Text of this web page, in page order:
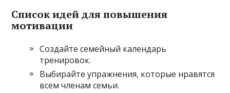
Список идей для повышения
мотивации
Создайте семейный календарь
тренировок.
Выбирайте упражнения, которые нравятся
всем членам семьи.